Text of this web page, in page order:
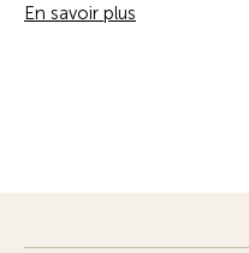
En savoir plus